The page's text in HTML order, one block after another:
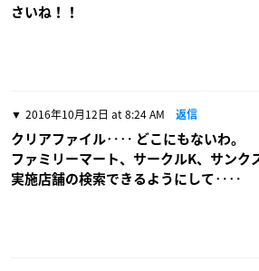
さいね！！
2016年10月12日 at 8:24 AM 返信
クリアファイル‥‥ どこにもないわ。
ファミリーマート、サークルK、サン
実施店舗の検索できるようにして‥‥